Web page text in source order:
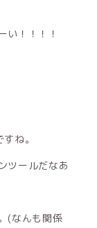
い！！！！
ね。
ツールだなあ
(なんも関係